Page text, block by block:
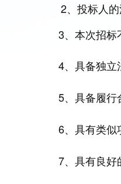
2、投标人
3、本次招标
4、 具备独立
5、 具备履行
6、 具有类似
7、 具有良好